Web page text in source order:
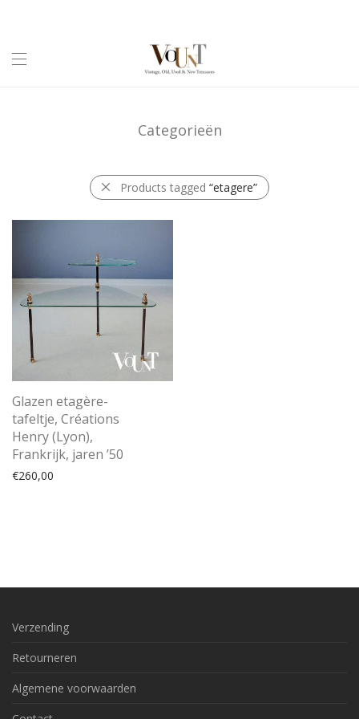
Categorieën
Products tagged “etagere”
Glazen etagère-
tafeltje, Créations
Henry (Lyon),
Frankrijk, jaren ’50
€260,00
Verzending
Retourneren
Algemene voorwaarden